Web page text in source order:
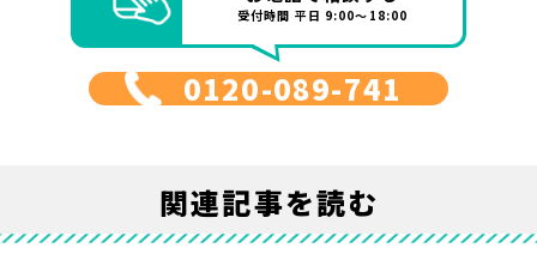
受付時間 平日 9:00～18:00
0120-089-741
関連記事を読む